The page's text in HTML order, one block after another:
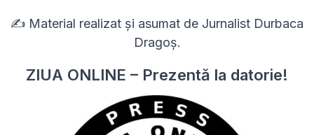
✍ Material realizat și asumat de Jurnalist Durbaca
Dragoș.
ZIUA ONLINE – Prezentă la datorie!